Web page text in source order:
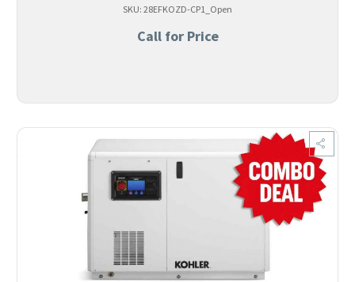
SKU: 28EFKOZD-CP1_Open
Call for Price